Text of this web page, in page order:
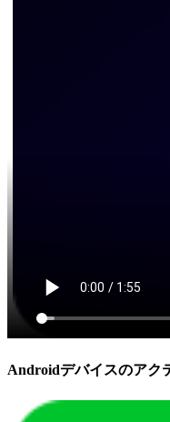
Androidデバイスのアク